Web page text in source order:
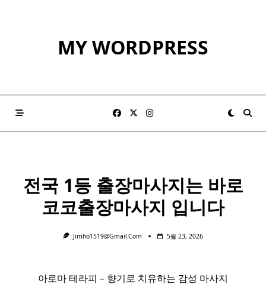
MY WORDPRESS
전국 1등 출장마사지는 바로
코코출장마사지 입니다
Jimho1519@gmail.com 5월 23, 2026
아로마 테라피 – 향기로 치유하는 감성 마사지